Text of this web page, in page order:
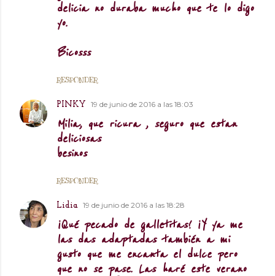
delicia no duraba mucho que te lo digo
yo.
Bicosss
RESPONDER
PINKY 19 de junio de 2016 a las 18:03
Milia, que ricura , seguro que estan
deliciosas
besinos
RESPONDER
Lidia 19 de junio de 2016 a las 18:28
¡Qué pecado de galletitas! ¡Y ya me
las das adaptadas también a mi
gusto que me encanta el dulce pero
que no se pase. Las haré este verano